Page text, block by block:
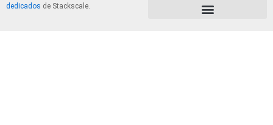
dedicados de Stackscale.